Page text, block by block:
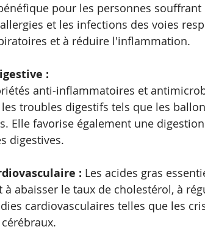
pour les personnes
et les infections des voies
et à réduire l'inflammation.
:
anti-inflammatoires et
troubles digestifs tels que les
Elle favorise également une
digestives.
: Les acides gras
abaisser le taux de cholestérol, à
cardiovasculaires telles que les